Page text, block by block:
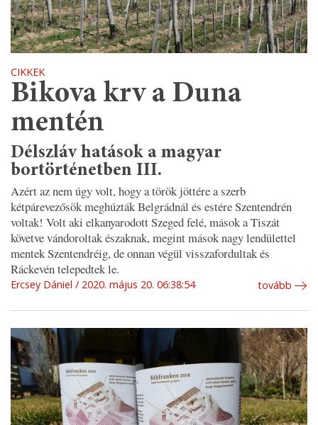
CIKKEK
Bikova krv a Duna
mentén
Délszláv hatások a magyar
bortörténetben III.
Azért az nem úgy volt, hogy a török jöttére a szerb
kétpárevezősök meghúzták Belgrádnál és estére Szentendrén
voltak! Volt aki elkanyarodott Szeged felé, mások a Tiszát
követve vándoroltak északnak, megint mások nagy lendülettel
mentek Szentendréig, de onnan végül visszafordultak és
Ráckevén telepedtek le.
Ercsey Dániel 2020. május 20. 06:38:54 tovább